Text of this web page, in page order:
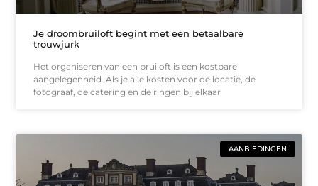
Je droombruiloft begint met een betaalbare
trouwjurk
Het organiseren van een bruiloft is een kostbare
aangelegenheid. Als je alle kosten voor de locatie, de
fotograaf, de catering en de ringen bij elkaar
AANBIEDINGEN